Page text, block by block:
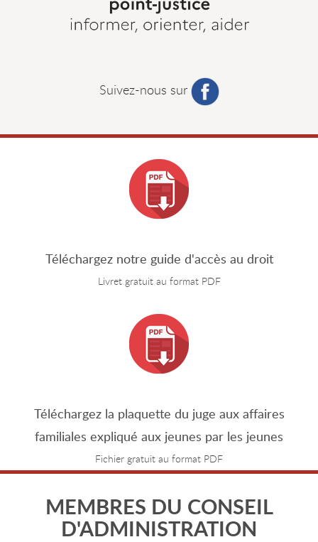
Suivez-nous sur
Téléchargez notre guide d'accès au droit
Livret gratuit au format PDF
Téléchargez la plaquette du juge aux affaires
familiales expliqué aux jeunes par les jeunes
Fichier gratuit au format PDF
MEMBRES DU CONSEIL
D'ADMINISTRATION